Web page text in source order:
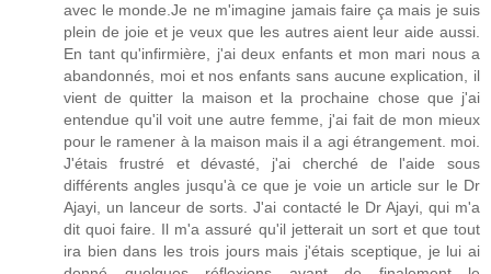
avec le monde.Je ne m'imagine jamais faire ça mais je suis
plein de joie et je veux que les autres aient leur aide aussi.
En tant qu'infirmière, j'ai deux enfants et mon mari nous a
abandonnés, moi et nos enfants sans aucune explication, il
vient de quitter la maison et la prochaine chose que j'ai
entendue qu'il voit une autre femme, j'ai fait de mon mieux
pour le ramener à la maison mais il a agi étrangement. moi.
J'étais frustré et dévasté, j'ai cherché de l'aide sous
différents angles jusqu'à ce que je voie un article sur le Dr
Ajayi, un lanceur de sorts. J'ai contacté le Dr Ajayi, qui m'a
dit quoi faire. Il m'a assuré qu'il jetterait un sort et que tout
ira bien dans les trois jours mais j'étais sceptique, je lui ai